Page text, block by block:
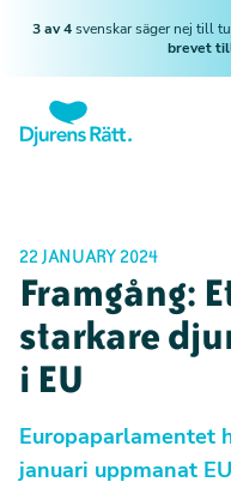
3 av 4svenskar säger nej till
brevet
22 JANUARY 2024
Framgång:
starkare
i EU
Europaparlamentet
januari uppmanat